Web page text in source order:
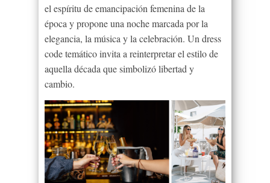
el espíritu de emancipación femenina de la
época y propone una noche marcada por la
elegancia, la música y la celebración. Un dress
code temático invita a reinterpretar el estilo de
aquella década que simbolizó libertad y
cambio.